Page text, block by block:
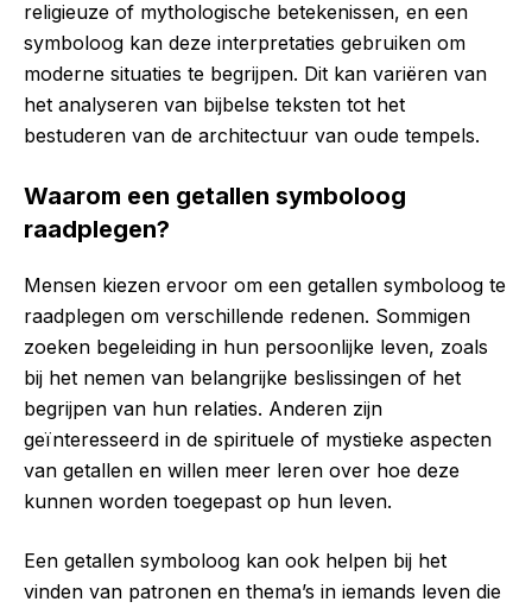
religieuze of mythologische betekenissen, en een
symboloog kan deze interpretaties gebruiken om
moderne situaties te begrijpen. Dit kan variëren van
het analyseren van bijbelse teksten tot het
bestuderen van de architectuur van oude tempels.
Waarom een getallen symboloog
raadplegen?
Mensen kiezen ervoor om een getallen symboloog te
raadplegen om verschillende redenen. Sommigen
zoeken begeleiding in hun persoonlijke leven, zoals
bij het nemen van belangrijke beslissingen of het
begrijpen van hun relaties. Anderen zijn
geïnteresseerd in de spirituele of mystieke aspecten
van getallen en willen meer leren over hoe deze
kunnen worden toegepast op hun leven.
Een getallen symboloog kan ook helpen bij het
vinden van patronen en thema’s in iemands leven die